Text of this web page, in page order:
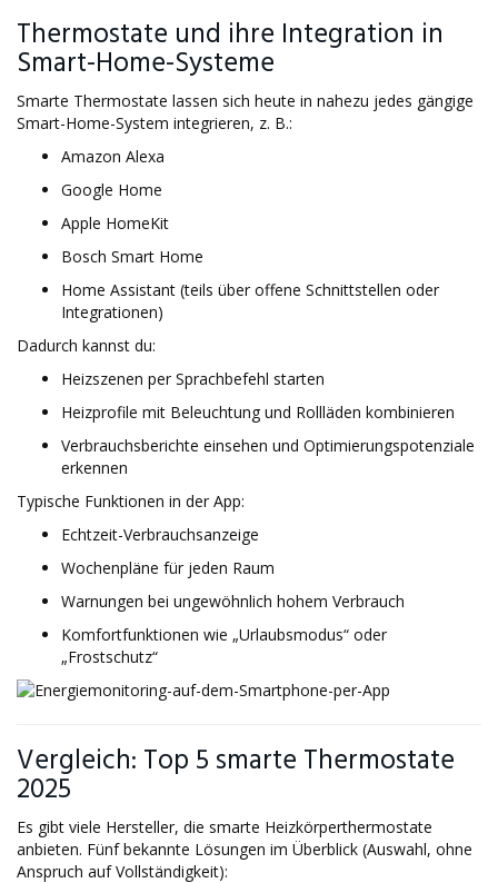
Thermostate und ihre Integration in
Smart-Home-Systeme
Smarte Thermostate lassen sich heute in nahezu jedes gängige
Smart-Home-System integrieren, z. B.:
Amazon Alexa
Google Home
Apple HomeKit
Bosch Smart Home
Home Assistant (teils über offene Schnittstellen oder
Integrationen)
Dadurch kannst du:
Heizszenen per Sprachbefehl starten
Heizprofile mit Beleuchtung und Rollläden kombinieren
Verbrauchsberichte einsehen und Optimierungspotenziale
erkennen
Typische Funktionen in der App:
Echtzeit-Verbrauchsanzeige
Wochenpläne für jeden Raum
Warnungen bei ungewöhnlich hohem Verbrauch
Komfortfunktionen wie „Urlaubsmodus“ oder
„Frostschutz“
Vergleich: Top 5 smarte Thermostate
2025
Es gibt viele Hersteller, die smarte Heizkörperthermostate
anbieten. Fünf bekannte Lösungen im Überblick (Auswahl, ohne
Anspruch auf Vollständigkeit):